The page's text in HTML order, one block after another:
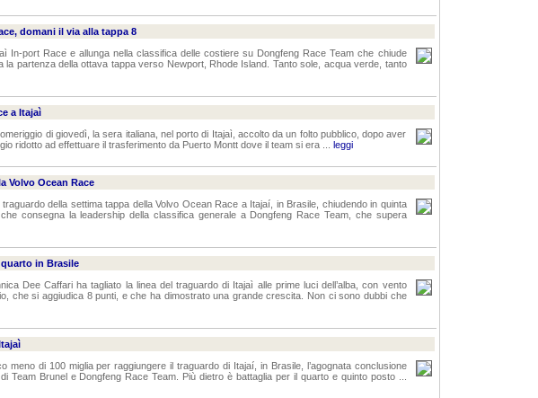
domani il via alla tappa 8
In-port Race e allunga nella classifica delle costiere su Dongfeng Race Team che chiude
la partenza della ottava tappa verso Newport, Rhode Island. Tanto sole, acqua verde, tanto
a Itajaì
di giovedì, la sera italiana, nel porto di Itajaì, accolto da un folto pubblico, dopo aver
ridotto ad effettuare il trasferimento da Puerto Montt dove il team si era ... leggi
Volvo Ocean Race
della settima tappa della Volvo Ocean Race a Itajaí, in Brasile, chiudendo in quinta
consegna la leadership della classifica generale a Dongfeng Race Team, che supera
in Brasile
Dee Caffari ha tagliato la linea del traguardo di Itajaì alle prime luci dell’alba, con vento
che si aggiudica 8 punti, e che ha dimostrato una grande crescita. Non ci sono dubbi che
meno di 100 miglia per raggiungere il traguardo di Itajaí, in Brasile, l’agognata conclusione
Team Brunel e Dongfeng Race Team. Più dietro è battaglia per il quarto e quinto posto ...